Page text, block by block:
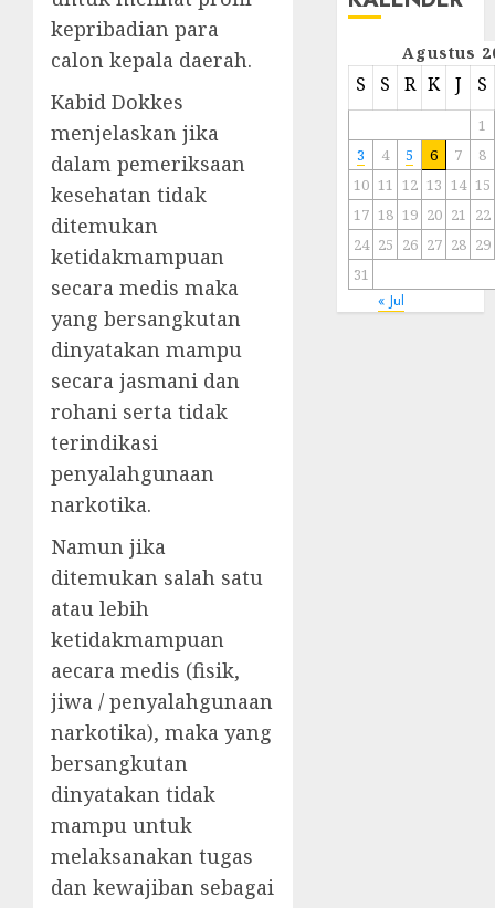
kepribadian para
calon kepala daerah.
Kabid Dokkes
menjelaskan jika
dalam pemeriksaan
kesehatan tidak
ditemukan
ketidakmampuan
secara medis maka
yang bersangkutan
dinyatakan mampu
secara jasmani dan
rohani serta tidak
terindikasi
penyalahgunaan
narkotika.
Namun jika
ditemukan salah satu
atau lebih
ketidakmampuan
aecara medis (fisik,
jiwa / penyalahgunaan
narkotika), maka yang
bersangkutan
dinyatakan tidak
mampu untuk
melaksanakan tugas
dan kewajiban sebagai
Agustus
S S R K J S
1
3
4 5 6 7
8
10 11 12 13 14 15
17 18 19 20 21 22
24 25 26 27 28 29
31
« Jul